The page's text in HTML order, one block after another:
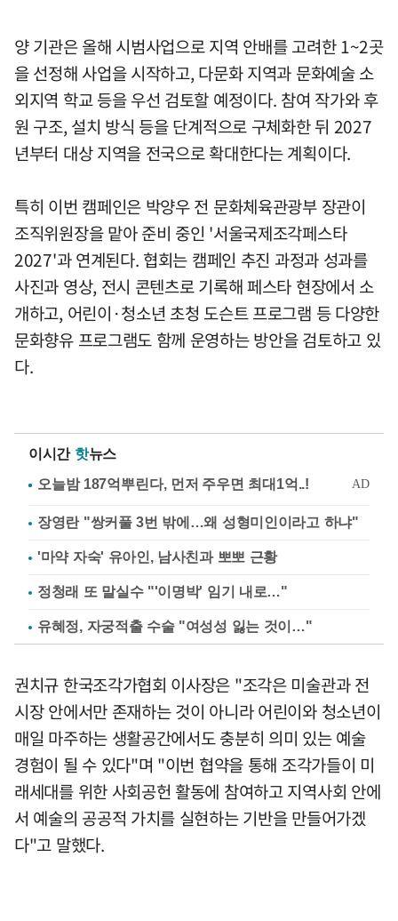
양 기관은 올해 시범사업으로 지역 안배를 고려한 1~2곳
을 선정해 사업을 시작하고, 다문화 지역과 문화예술 소
외지역 학교 등을 우선 검토할 예정이다. 참여 작가와 후
원 구조, 설치 방식 등을 단계적으로 구체화한 뒤 2027
년부터 대상 지역을 전국으로 확대한다는 계획이다.
특히 이번 캠페인은 박양우 전 문화체육관광부 장관이
조직위원장을 맡아 준비 중인 '서울국제조각페스타
2027'과 연계된다. 협회는 캠페인 추진 과정과 성과를
사진과 영상, 전시 콘텐츠로 기록해 페스타 현장에서 소
개하고, 어린이·청소년 초청 도슨트 프로그램 등 다양한
문화향유 프로그램도 함께 운영하는 방안을 검토하고 있
다.
이시간 핫뉴스
장영란 "쌍커풀 3번 밖에…왜 성형미인이라고 하냐"
'마약 자숙' 유아인, 남사친과 뽀뽀 근황
정청래 또 말실수 "'이명박' 임기 내로…"
유혜정, 자궁적출 수술 "여성성 잃는 것이…"
권치규 한국조각가협회 이사장은 "조각은 미술관과 전
시장 안에서만 존재하는 것이 아니라 어린이와 청소년이
매일 마주하는 생활공간에서도 충분히 의미 있는 예술
경험이 될 수 있다"며 "이번 협약을 통해 조각가들이 미
래세대를 위한 사회공헌 활동에 참여하고 지역사회 안에
서 예술의 공공적 가치를 실현하는 기반을 만들어가겠
다"고 말했다.